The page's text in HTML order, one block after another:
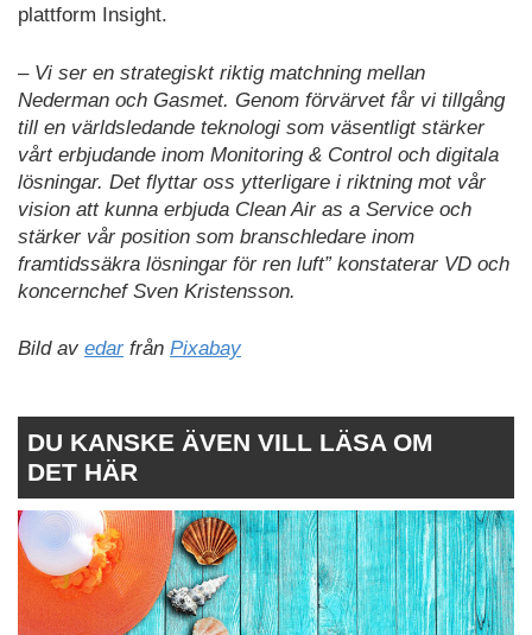
plattform Insight.
– Vi ser en strategiskt riktig matchning mellan
Nederman och Gasmet. Genom förvärvet får vi tillgång
till en världsledande teknologi som väsentligt stärker
vårt erbjudande inom Monitoring & Control och digitala
lösningar. Det flyttar oss ytterligare i riktning mot vår
vision att kunna erbjuda Clean Air as a Service och
stärker vår position som branschledare inom
framtidssäkra lösningar för ren luft” konstaterar VD och
koncernchef Sven Kristensson.
Bild av edarfrån Pixabay
DU KANSKE ÄVEN VILL LÄSA OM
DET HÄR